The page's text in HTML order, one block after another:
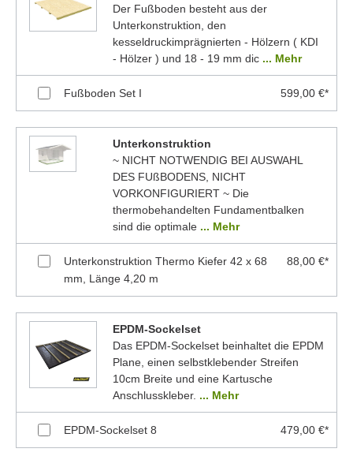
Der Fußboden besteht aus der
Unterkonstruktion, den
kesseldruckimprägnierten - Hölzern ( KDI
- Hölzer ) und 18 - 19 mm dic ... Mehr
Fußboden Set I 599,00 €*
Unterkonstruktion
~ NICHT NOTWENDIG BEI AUSWAHL
DES FUßBODENS, NICHT
VORKONFIGURIERT ~ Die
thermobehandelten Fundamentbalken
sind die optimale ... Mehr
Unterkonstruktion Thermo Kiefer 42 x 68
mm, Länge 4,20 m
88,00 €*
EPDM-Sockelset
Das EPDM-Sockelset beinhaltet die EPDM
Plane, einen selbstklebender Streifen
10cm Breite und eine Kartusche
Anschlusskleber. ... Mehr
EPDM-Sockelset 8 479,00 €*